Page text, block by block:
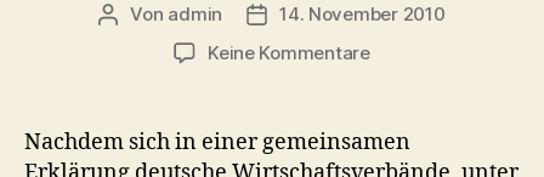
Beitragsautor
Von admin Veröffentlichungsdatum
14. November 2010
Keine Kommentarezu
nur
Nachdem sich in einer gemeinsamen